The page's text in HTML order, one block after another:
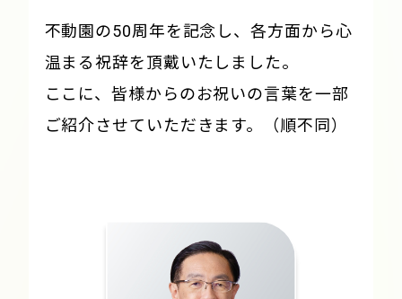
不動園の50周年を記念し、各方面から心
温まる祝辞を頂戴いたしました。
ここに、皆様からのお祝いの言葉を一部
ご紹介させていただきます。（順不同）